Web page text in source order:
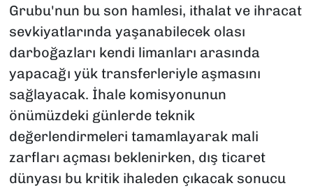
Grubu'nun bu son hamlesi, ithalat ve ihracat
sevkiyatlarında yaşanabilecek olası
darboğazları kendi limanları arasında
yapacağı yük transferleriyle aşmasını
sağlayacak. İhale komisyonunun
önümüzdeki günlerde teknik
değerlendirmeleri tamamlayarak mali
zarfları açması beklenirken, dış ticaret
dünyası bu kritik ihaleden çıkacak sonucu